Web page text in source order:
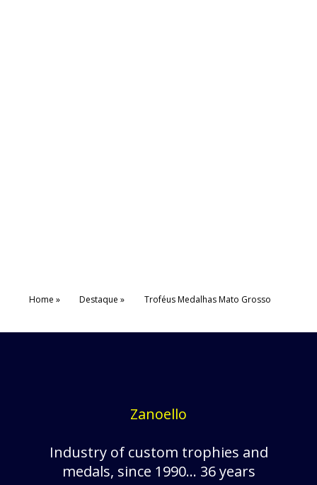
Home Destaque Troféus Medalhas Mato Grosso
Zanoello
Industry of custom trophies and
medals, since 1990... 36 years